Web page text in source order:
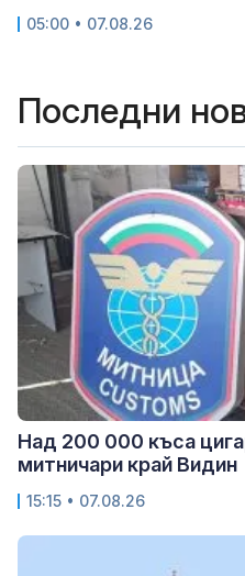
05:00 • 07.08.26
Последни
Над 200 000 къса
митничари край Видин
15:15 • 07.08.26